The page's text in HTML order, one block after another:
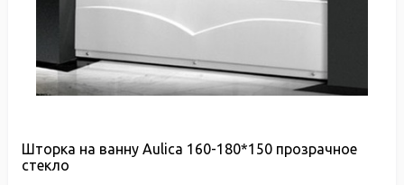
Шторка на ванну Aulica 160-180*150 прозрачное
стекло